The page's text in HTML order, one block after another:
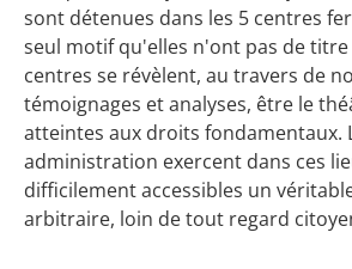
sont détenues dans les 5 centres
seul motif qu'elles n'ont pas de titre
centres se révèlent, au travers de
témoignages et analyses, être le
atteintes aux droits fondamentaux.
administration exercent dans ces
difficilement accessibles un
arbitraire, loin de tout regard